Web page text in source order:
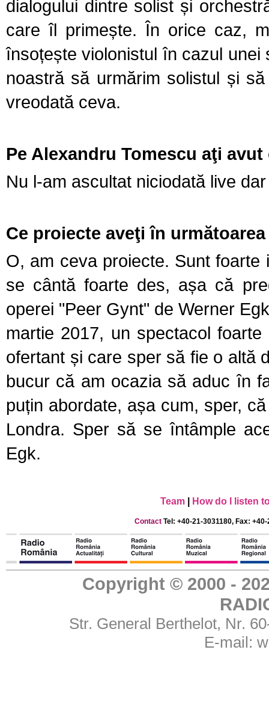
dialogului dintre solist și
care îl primește. În orice caz,
însoțește violonistul în cazul
noastră să urmărim solistul și
vreodată ceva.
Pe Alexandru Tomescu aţi
Nu l-am ascultat niciodată live
Ce proiecte aveţi în
O, am ceva proiecte. Sunt
se cântă foarte des, așa că
operei "Peer Gynt" de Werner
martie 2017, un spectacol
ofertant și care sper să fie o altă
bucur că am ocazia să aduc în
puțin abordate, așa cum, sper,
Londra. Sper să se întâmple
Egk.
Team How do I listen
Contact Tel: +40-21-3031180, Fax:
Copyright © 2000 -
Str. General Berthelot, Nr.
E-mail: